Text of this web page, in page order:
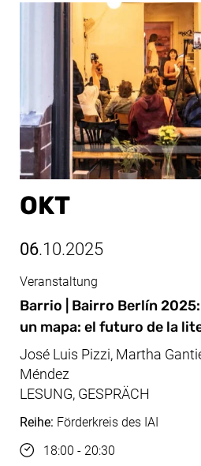
OKT
06.10.2025
Okt, 06.10.2025
Barrio | Bairro Berlín
un mapa: el futuro de la
Veranstaltung
José Luis Pizzi, Martha
Méndez
LESUNG, GESPRÄCH
Reihe: Förderkreis des IAI
Uhrzeit
18:00 - 20:30